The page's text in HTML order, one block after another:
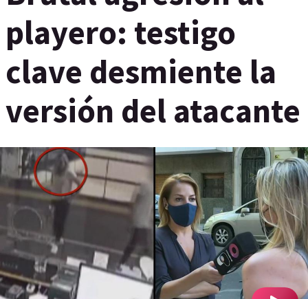
playero: testigo
clave desmiente la
versión del atacante